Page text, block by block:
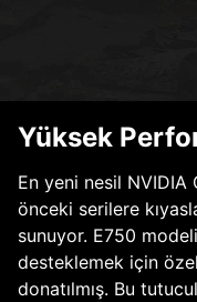
Yüksek
En yeni nesil NVIDIA
önceki serilere
sunuyor. E750
desteklemek için
donatılmış. Bu